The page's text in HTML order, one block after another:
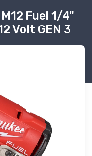
Fuel 1/4"
Volt GEN 3